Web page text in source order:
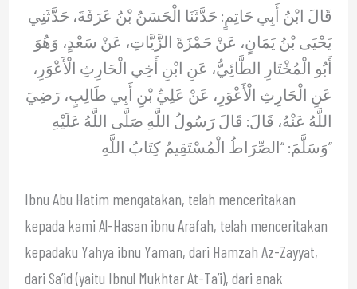
قَالَ ابْنُ أَبِي حَاتِمٍ: حَدَّثَنَا الْحَسَنُ بْنُ عَرَفَةَ، حَدَّثَنِي
يَحْيَى بْنُ يَمَانٍ، عَنْ حَمْزَةَ الزَّيَّاتِ، عَنْ سَعْدٍ، وَهُوَ
أَبُو الْمُخْتَارِ الطَّائِيُّ، عَنِ ابْنِ أَخِي الْحَارِثِ الْأَعْوَرِ،
عَنِ الْحَارِثِ الْأَعْوَرِ، عَنْ عَلِيِّ بْنِ أَبِي طَالِبٍ، رَضِيَ
اللَّهُ عَنْهُ، قَالَ: قَالَ رَسُولُ اللَّهِ صَلَّى اللَّهُ عَلَيْهِ
وَسَلَّمَ: “الصِّرَاطُ الْمُسْتَقِيمُ كِتَابُ اللَّهِ”
Ibnu Abu Hatim mengatakan, telah menceritakan
kepada kami Al-Hasan ibnu Arafah, telah menceritakan
kepadaku Yahya ibnu Yaman, dari Hamzah Az-Zayyat,
dari Sa’id (yaitu Ibnul Mukhtar At-Ta’i), dari anak